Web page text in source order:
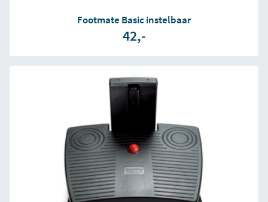
Footmate Basic instelbaar
42,-